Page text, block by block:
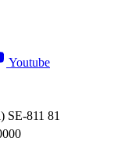
Youtube
811 81